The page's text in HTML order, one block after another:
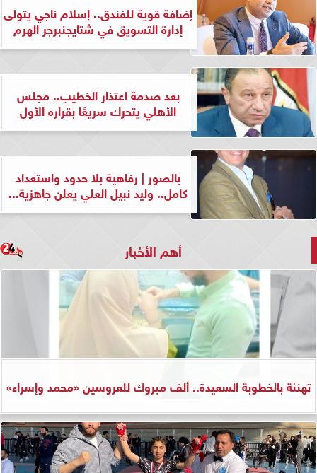
إضافة قوية للفندق.. إسلام ناجي يتولى
إدارة التسويق في شتايجنبرجر الهرم
بعد صدمة اعتذار الخطيب.. مجلس
الأهلي يتحرك سريعًا بقراره الأول
بالصور | رفاهية بلا حدود واستعداد
كامل.. وليد نبيل العلي يعلن جاهزية...
أهم الأخبار
تهنئة بالخطوبة السعيدة.. ألف مبروك للعروسين «محمد وإسراء»